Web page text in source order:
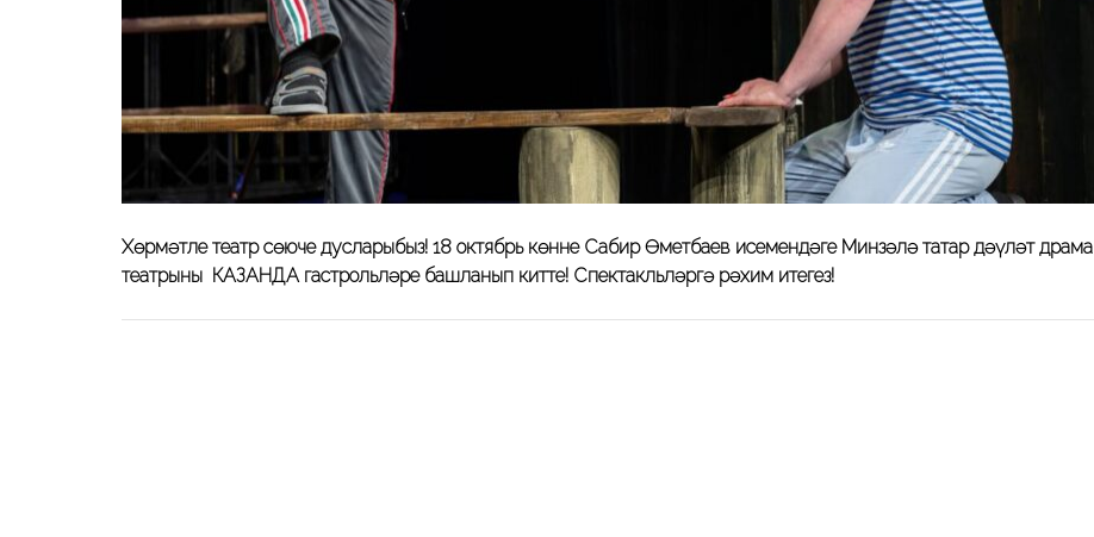
Хөрмәтле театр сөюче дусларыбыз! 18 октябрь көнне Сабир Өметбаев исемендәге Минзәлә татар дәүләт драма
театрының КАЗАНДА гастрольләре башланып китте! Спектакльләргә рәхим итегез!